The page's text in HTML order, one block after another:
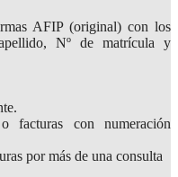
AFIP (original) con los
Nº de matrícula y
facturas con numeración
por más de una consulta